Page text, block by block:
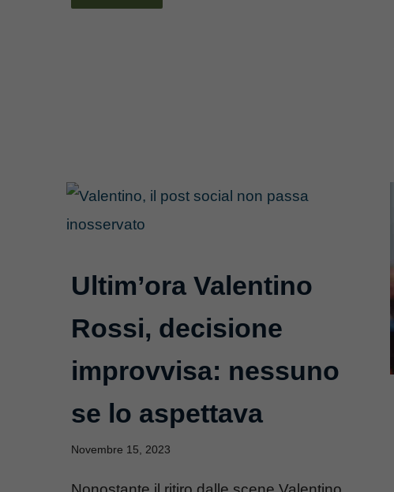
Ultim’ora Valentino
Rossi, decisione
improvvisa: nessuno
se lo aspettava
Novembre 15, 2023